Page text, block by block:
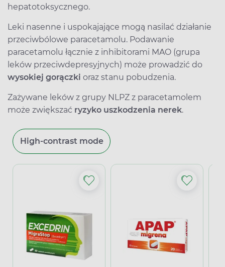
hepatotoksycznego.
Leki nasenne i uspokajające mogą nasilać działanie
przeciwbólowe paracetamolu. Podawanie
paracetamolu łącznie z inhibitorami MAO (grupa
leków przeciwdepresyjnych) może prowadzić do
wysokiej gorączki oraz stanu pobudzenia.
Zażywane leków z grupy NLPZ z paracetamolem
może zwiększać ryzyko uszkodzenia nerek.
High-contrast mode